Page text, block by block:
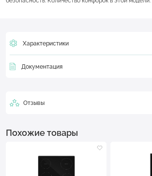
Характеристики
Документация
Отзывы
Похожие товары